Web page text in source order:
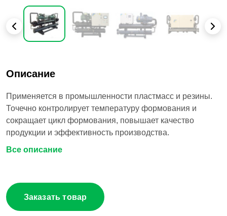
Описание
Применяется в промышленности пластмасс и резины.
Точечно контролирует температуру формования и
сокращает цикл формования, повышает качество
продукции и эффективность производства.
Все описание
Заказать товар